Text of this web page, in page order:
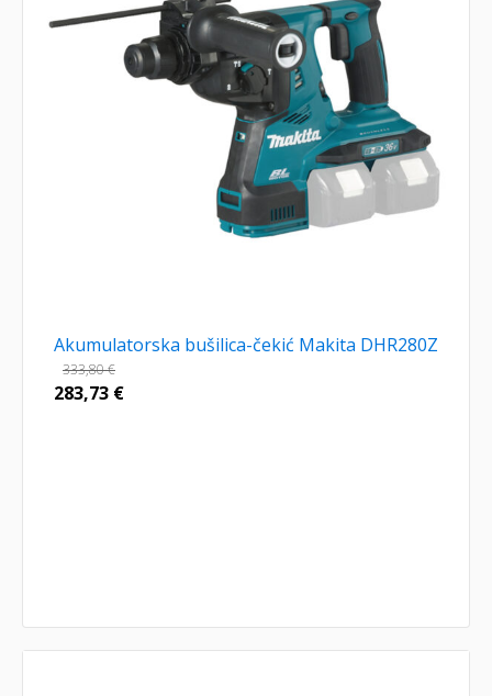
Akumulatorska bušilica-čekić Makita DHR280Z
333,80€
283,73 €